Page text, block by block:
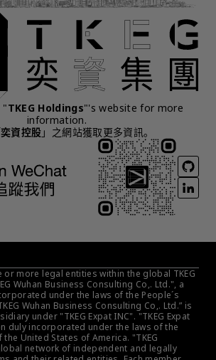
"TKEG Holdings"'s website for more
information.
奕資控股 」之網站獲取更多資訊。
or more legal entities within the global TKEG
Wuhan Business Consulting Co,. Ltd.", a
under the laws of the People´s
Wuhan Business Consulting Co,. Ltd.” is
under "TKEG Expat INC". "TKEG Expat
duly incorporated under the laws of the
United States of America. "TKEG
network of independent and legally